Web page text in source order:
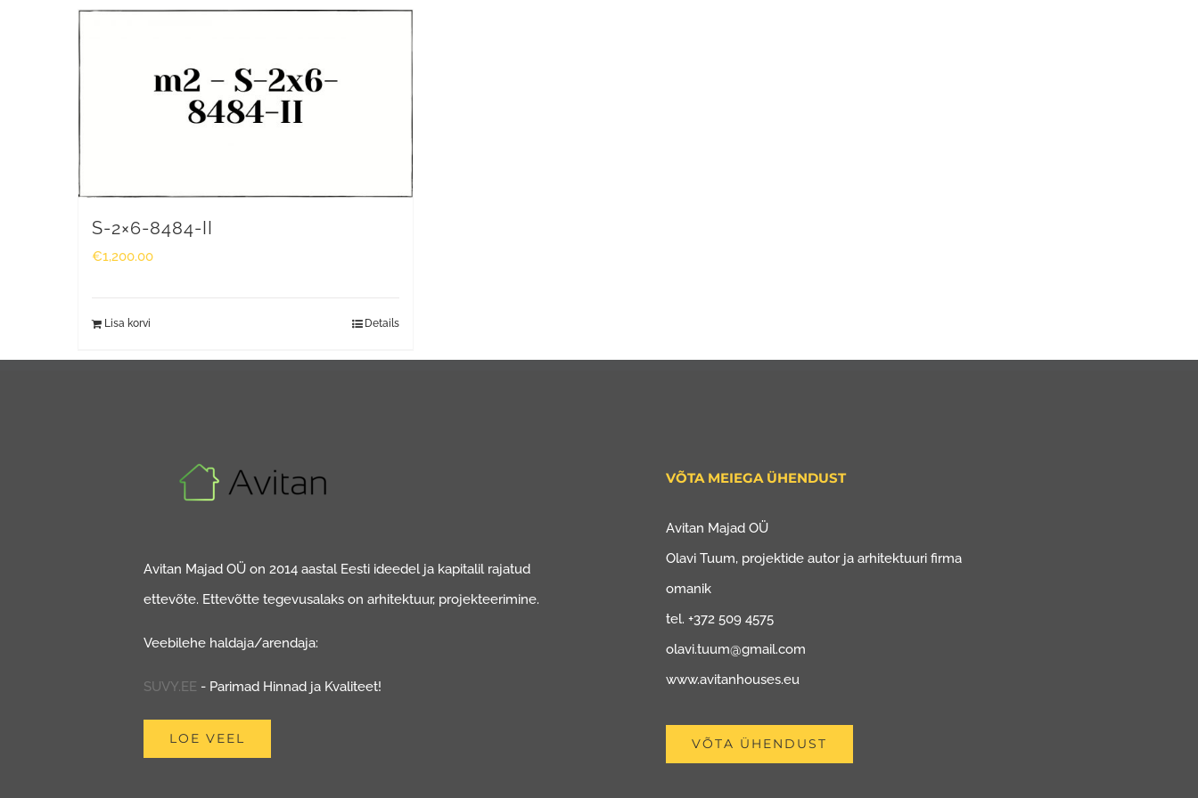
S-2×6-8484-II
€1,200.00
Lisa korvi Details
Avitan Majad OÜ on 2014 aastal Eesti ideedel ja kapitalil rajatud
ettevõte. Ettevõtte tegevusalaks on arhitektuur, projekteerimine.
Veebilehe haldaja/arendaja:
SUVY.EE - Parimad Hinnad ja Kvaliteet!
LOE VEEL
VÕTA MEIEGA ÜHENDUST
Avitan Majad OÜ
Olavi Tuum, projektide autor ja arhitektuuri firma
omanik
tel. +372 509 4575
olavi.tuum@gmail.com
www.avitanhouses.eu
VÕTA ÜHENDUST